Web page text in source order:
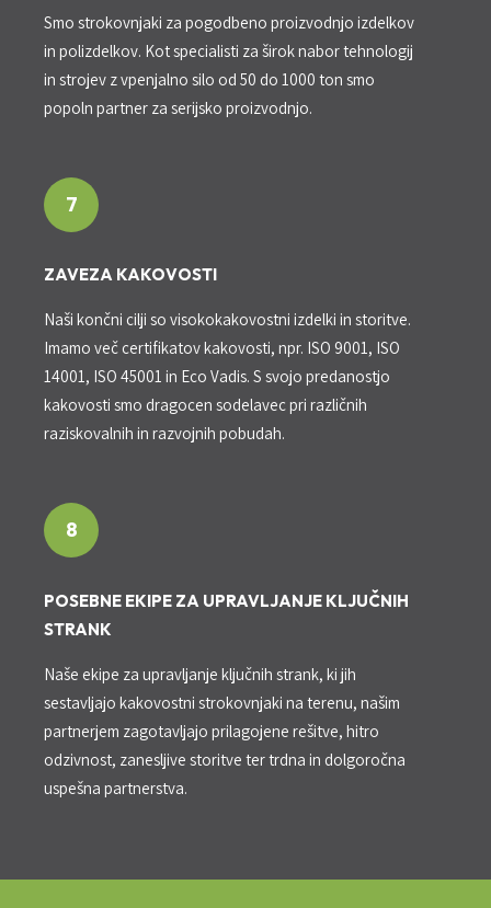
Smo strokovnjaki za pogodbeno proizvodnjo izdelkov
in polizdelkov. Kot specialisti za širok nabor tehnologij
in strojev z vpenjalno silo od 50 do 1000 ton smo
popoln partner za serijsko proizvodnjo.
7
ZAVEZA KAKOVOSTI
Naši končni cilji so visokokakovostni izdelki in storitve.
Imamo več certifikatov kakovosti, npr. ISO 9001, ISO
14001, ISO 45001 in Eco Vadis. S svojo predanostjo
kakovosti smo dragocen sodelavec pri različnih
raziskovalnih in razvojnih pobudah.
8
POSEBNE EKIPE ZA UPRAVLJANJE KLJUČNIH
STRANK
Naše ekipe za upravljanje ključnih strank, ki jih
sestavljajo kakovostni strokovnjaki na terenu, našim
partnerjem zagotavljajo prilagojene rešitve, hitro
odzivnost, zanesljive storitve ter trdna in dolgoročna
uspešna partnerstva.